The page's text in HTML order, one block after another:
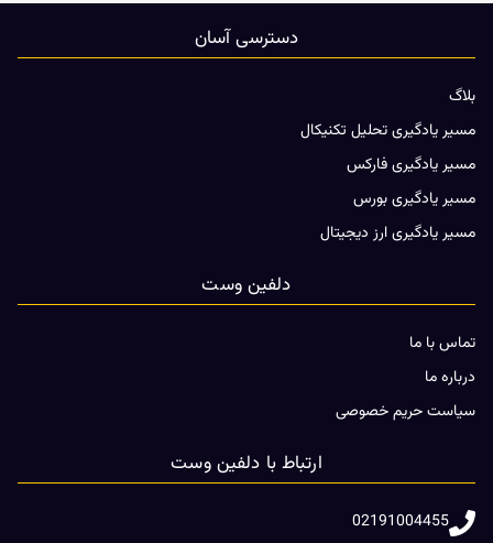
دسترسی آسان
بلاگ
مسیر یادگیری تحلیل تکنیکال
مسیر یادگیری فارکس
مسیر یادگیری بورس
مسیر یادگیری ارز دیجیتال
دلفین وست
تماس با ما
درباره ما
سیاست حریم خصوصی
ارتباط با دلفین وست
02191004455